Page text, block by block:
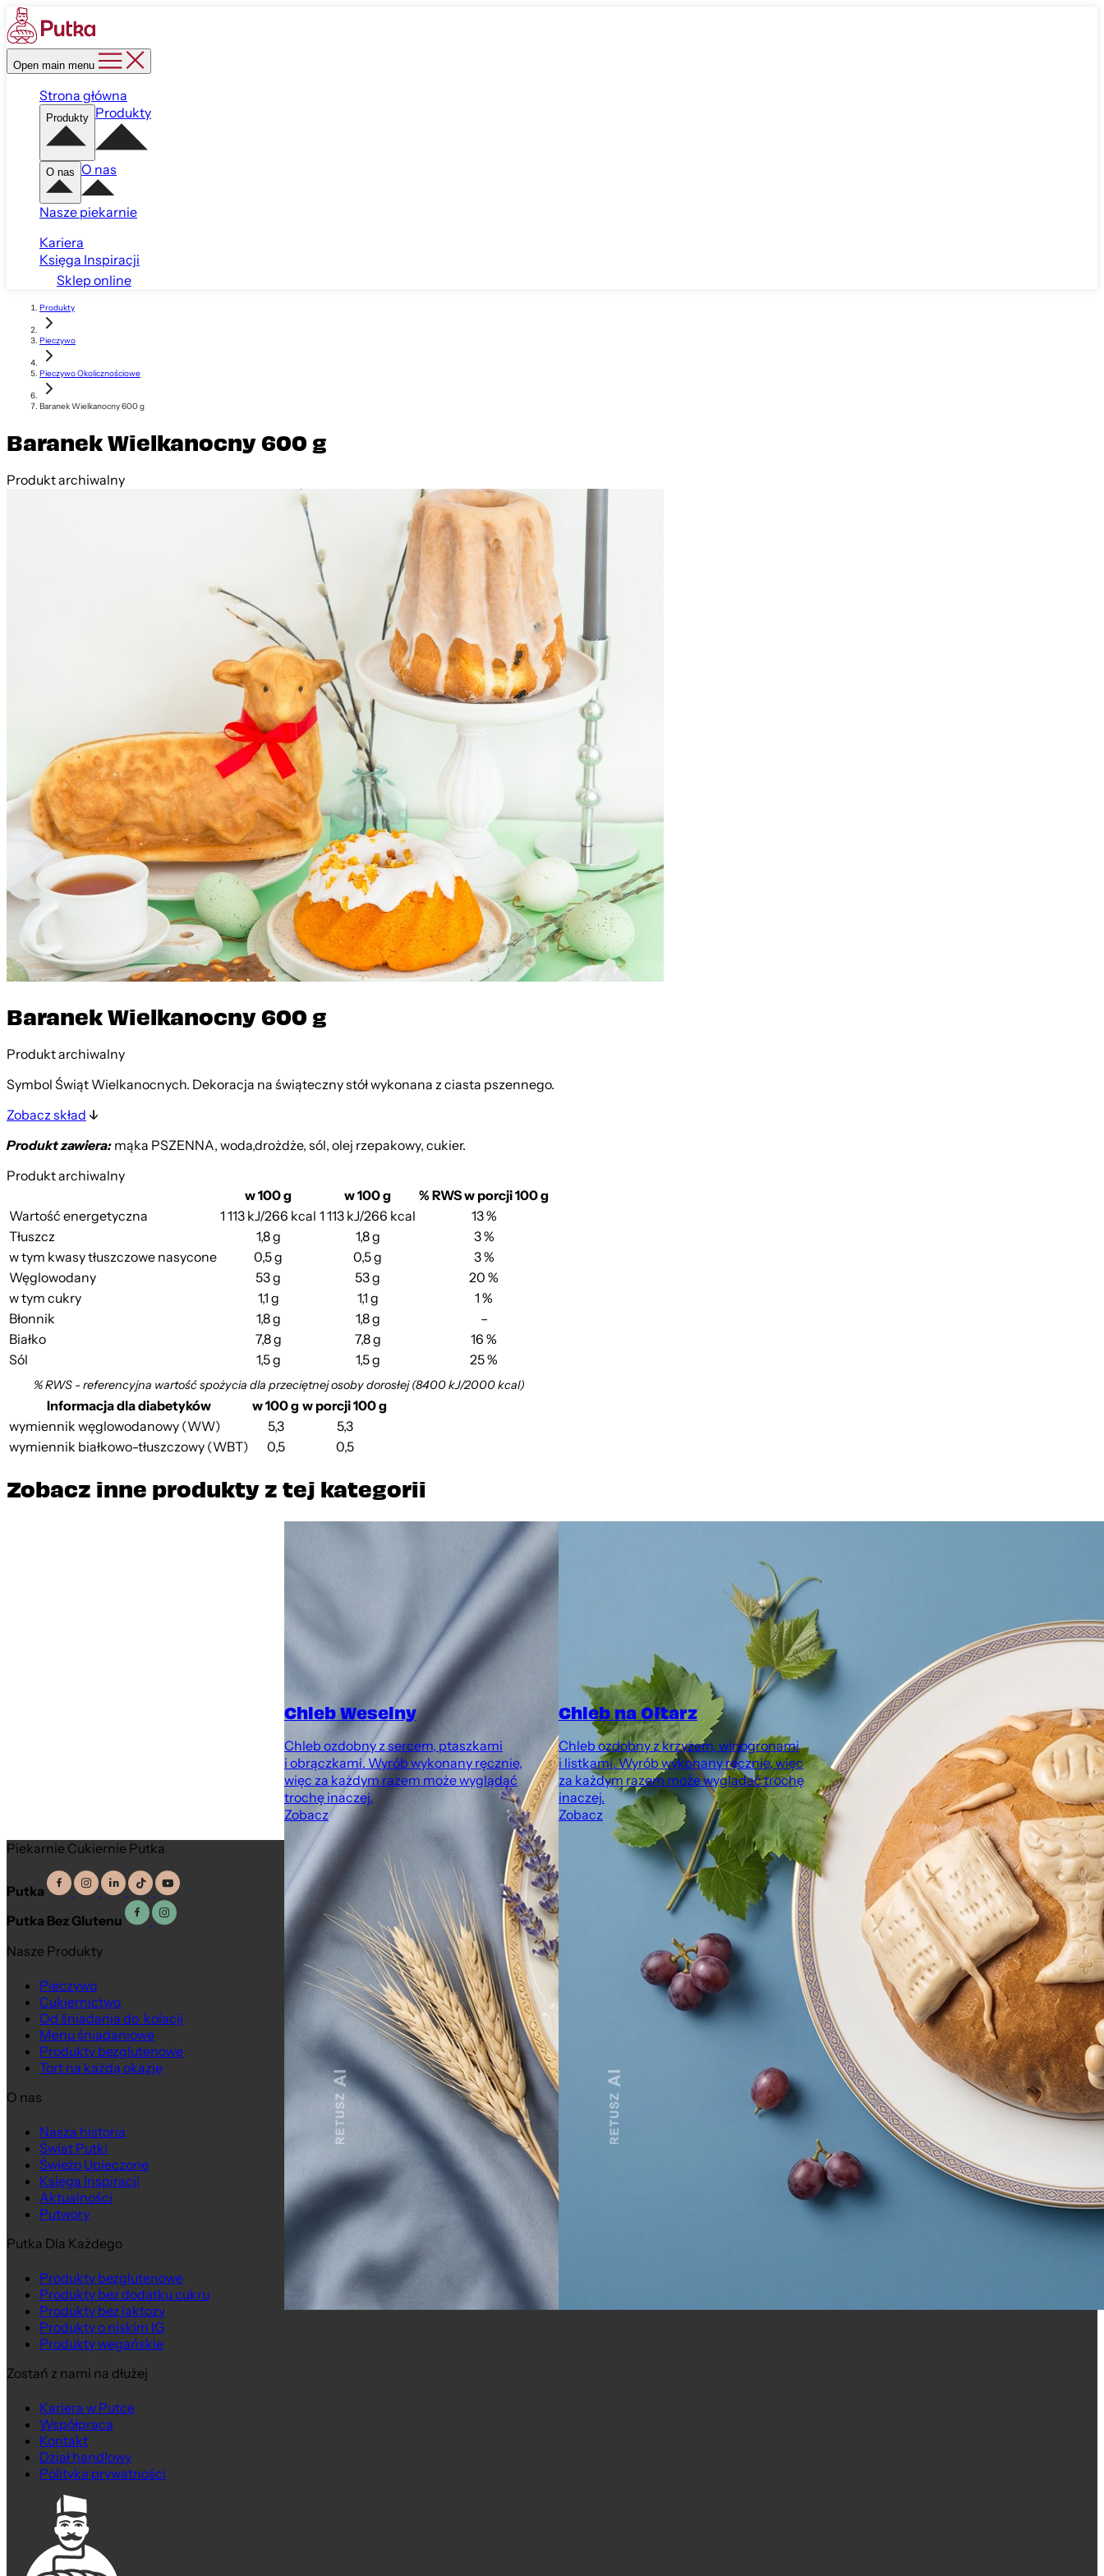
Open main menu
Strona główna
Produkty Produkty
O nas O nas
Nasze piekarnie
Kariera
Księga Inspiracji
Sklep online
Produkty
Pieczywo
Pieczywo Okolicznościowe
Baranek Wielkanocny 600 g
Baranek Wielkanocny 600 g
Produkt archiwalny
Baranek Wielkanocny 600 g
Produkt archiwalny
Symbol Świąt Wielkanocnych. Dekoracja na świąteczny stół wykonana z ciasta pszennego.
Zobacz skład
Produkt zawiera:mąka PSZENNA, woda,drożdże, sól, olej rzepakowy, cukier.
Produkt archiwalny
w 100 g
w 100 g
% RWS w porcji 100 g
Wartość energetyczna
1 113 kJ/266 kcal 1 113 kJ/266 kcal
13 %
Tłuszcz
1,8 g 1,8 g
3 %
w tym kwasy tłuszczowe nasycone
0,5 g 0,5 g
3 %
Węglowodany
53 g 53 g
20 %
w tym cukry
1,1 g 1,1 g
1 %
Błonnik
1,8 g 1,8 g
–
Białko
7,8 g 7,8 g
16 %
Sól
1,5 g 1,5 g 25 %
% RWS - referencyjna wartość spożycia dla przeciętnej osoby dorosłej (8400 kJ/2000 kcal)
Informacja dla diabetyków w 100 gw porcji 100 g
wymiennik węglowodanowy (WW)
5,3
5,3
wymiennik białkowo-tłuszczowy (WBT)
0,5 0,5
Zobacz inne produkty z tej kategorii
Chleb Weselny
Chleb ozdobny z sercem, ptaszkami
i obrączkami. Wyrób wykonany ręcznie,
więc za każdym razem może wyglądać
trochę inaczej.
Zobacz
Chleb na Ołtarz
Chleb ozdobny z krzyżem, winogronami
i listkami. Wyrób wykonany ręcznie, więc
za każdym razem może wyglądać trochę
inaczej.
Zobacz
Piekarnie Cukiernie Putka
Putka
Putka Bez Glutenu
Nasze Produkty
Pieczywo
Cukiernictwo
Od śniadania do kolacji
Menu śniadaniowe
Produkty bezglutenowe
Tort na każdą okazję
O nas
Nasza historia
Świat Putki
Świeżo Upieczone
Księga Inspiracji
Aktualności
Putwory
Putka Dla Każdego
Produkty bezglutenowe
Produkty bez dodatku cukru
Produkty bez laktozy
Produkty o niskim IG
Produkty wegańskie
Zostań z nami na dłużej
Kariera w Putce
Współpraca
Kontakt
Dział handlowy
Polityka prywatności